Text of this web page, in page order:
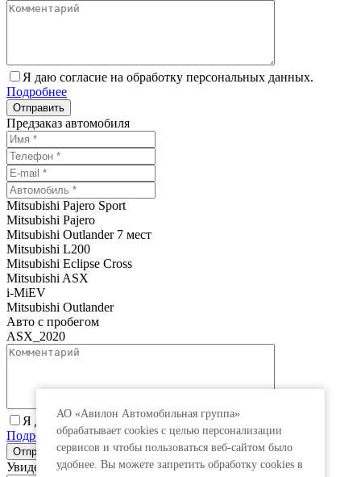
АО «Авилон Автомобильная группа»
обрабатывает cookies с целью персонализации
сервисов и чтобы пользоваться веб-сайтом было
удобнее. Вы можете запретить обработку сookies в
Я даю согласие на обработку персональных данных.
Подробнее
Предзаказ автомобиля
Mitsubishi Pajero Sport
Mitsubishi Pajero
Mitsubishi Outlander 7 мест
Mitsubishi L200
Mitsubishi Eclipse Cross
Mitsubishi ASX
i-MiEV
Mitsubishi Outlander
Авто с пробегом
ASX_2020
Я даю согласие на обработку персональных данных.
Подробнее
Увидеть специальную цену